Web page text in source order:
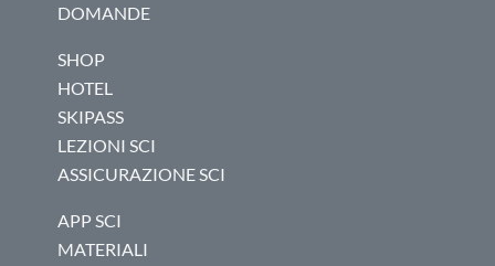
DOMANDE
SHOP
HOTEL
SKIPASS
LEZIONI SCI
ASSICURAZIONE SCI
APP SCI
MATERIALI